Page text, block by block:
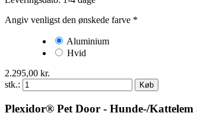
Angiv venligst den ønskede farve *
Aluminium
Hvid
2.295,00 kr.
stk.:
Køb
Plexidor® Pet Door - Hunde-/Kattelem